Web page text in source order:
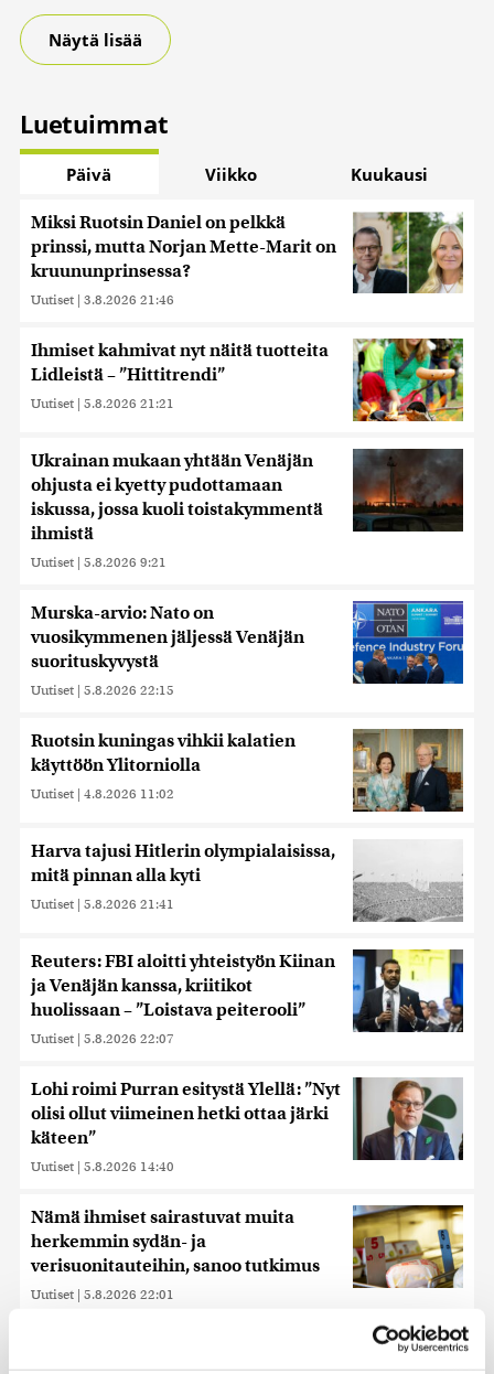
Näytä lisää
Luetuimmat
Päivä Viikko Kuukausi
Miksi Ruotsin Daniel on pelkkä
prinssi, mutta Norjan Mette-Marit on
kruununprinsessa?
Uutiset | 3.8.2026 21:46
Ihmiset kahmivat nyt näitä tuotteita
Lidleistä – ”Hittitrendi”
Uutiset | 5.8.2026 21:21
Ukrainan mukaan yhtään Venäjän
ohjusta ei kyetty pudottamaan
iskussa, jossa kuoli toistakymmentä
ihmistä
Uutiset | 5.8.2026 9:21
Murska-arvio: Nato on
vuosikymmenen jäljessä Venäjän
suorituskyvystä
Uutiset | 5.8.2026 22:15
Ruotsin kuningas vihkii kalatien
käyttöön Ylitorniolla
Uutiset | 4.8.2026 11:02
Harva tajusi Hitlerin olympialaisissa,
mitä pinnan alla kyti
Uutiset | 5.8.2026 21:41
Reuters: FBI aloitti yhteistyön Kiinan
ja Venäjän kanssa, kriitikot
huolissaan – ”Loistava peiterooli”
Uutiset | 5.8.2026 22:07
Lohi roimi Purran esitystä Ylellä: ”Nyt
olisi ollut viimeinen hetki ottaa järki
käteen”
Uutiset | 5.8.2026 14:40
Nämä ihmiset sairastuvat muita
herkemmin sydän- ja
verisuonitauteihin, sanoo tutkimus
Uutiset | 5.8.2026 22:01